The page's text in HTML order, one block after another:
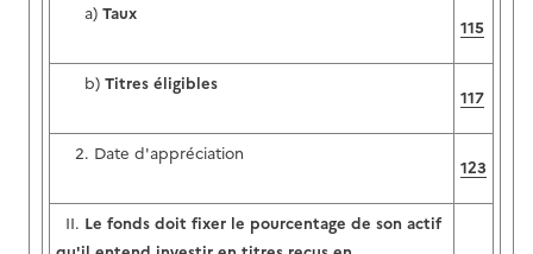
a) Taux
115
b) Titres éligibles
117
2. Date d'appréciation
123
II. Le fonds doit fixer le pourcentage de son actif